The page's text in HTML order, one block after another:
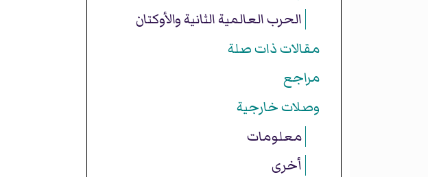
الحرب العالمية الثانية والأوكتان
مقالات ذات صلة
مراجع
وصلات خارجية
معلومات
أخرى